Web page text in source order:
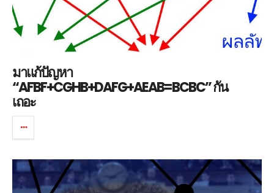
มาแก้ปัญหา
“AFBF+CGHB+DAFG+AEAB=BCBC” กัน
เถอะ